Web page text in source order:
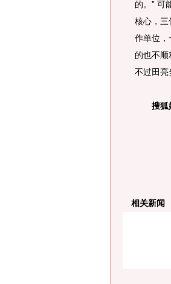
的。” 可
核心，三
作单位，
的也不
不过田亮
搜狐娱
相关新闻